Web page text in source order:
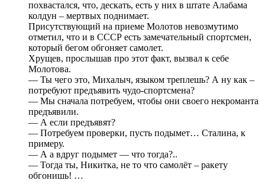
похвастался, что, дескать, есть у них в штате Алабама
колдун – мертвых поднимает.
Присутствующий на приеме Молотов невозмутимо
отметил, что и в СССР есть замечательный спортсмен,
который бегом обгоняет самолет.
Хрущев, прослышав про этот факт, вызвал к себе
Молотова.
— Ты чего это, Михалыч, языком треплешь? А ну как –
потребуют предъявить чудо-спортсмена?
— Мы сначала потребуем, чтобы они своего некроманта
предъявили.
— А если предъявят?
— Потребуем проверки, пусть подымет… Сталина, к
примеру.
— А а вдруг подымет — что тогда?..
— Тогда ты, Никитка, не то что самолёт – ракету
обгонишь! …